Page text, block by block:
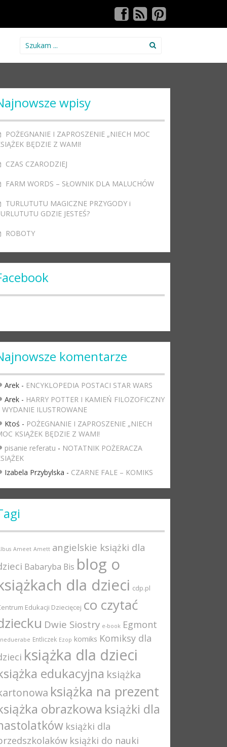
Search for:
wpisy
POŻEGNANIE I ZAPROSZENIE „NIECH MOC
BĘDZIE Z WAMI!
CZAS CZARODZIEJ
FARM WORDS – SŁOWNIK DLA MALUCHÓW
TURLUTUTU MAGICZNE PRZYGODY i
GDZIE JESTEŚ?
ROBOTY
komentarze
Arek - ENCYKLOPEDIA POSTACI STAR WARS
Arek - HARRY POTTER I KAMIEŃ FILOZOFICZNY
WYDANIE ILUSTROWANE
Ktoś - POŻEGNANIE I ZAPROSZENIE „NIECH
KSIĄŻEK BĘDZIE Z WAMI!
pisanie referatu - NOTATNIK POŻERACZA
Izabela Przybylska - CZARNE FALE – KOMIKS
Ameet Amett angielskie książki dla
Babaryba Bis blog o
dla dzieci cdp.pl
Edukacji Dziecięcej co czytać
Dwie Siostry e-book Egmont
Entliczek Ezop komiks Komiksy dla
książka dla dzieci
edukacyjna książka
książka na prezent
obrazkowa książki dla
książki dla
książki do nauki